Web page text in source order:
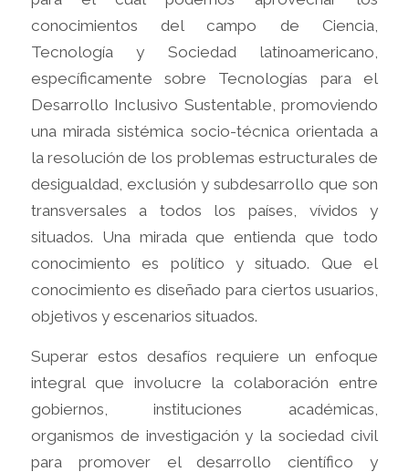
conocimientos del campo de Ciencia,
Tecnología y Sociedad latinoamericano,
específicamente sobre Tecnologías para el
Desarrollo Inclusivo Sustentable, promoviendo
una mirada sistémica socio-técnica orientada a
la resolución de los problemas estructurales de
desigualdad, exclusión y subdesarrollo que son
transversales a todos los países, vívidos y
situados. Una mirada que entienda que todo
conocimiento es político y situado. Que el
conocimiento es diseñado para ciertos usuarios,
objetivos y escenarios situados.
Superar estos desafíos requiere un enfoque
integral que involucre la colaboración entre
gobiernos, instituciones académicas,
organismos de investigación y la sociedad civil
para promover el desarrollo científico y